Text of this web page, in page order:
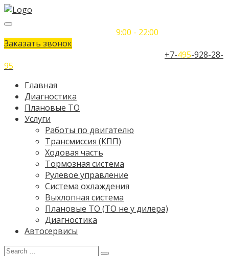
9:00 - 22:00
Заказать звонок
+7-495-928-28-
95
Главная
Диагностика
Плановые ТО
Услуги
Работы по двигателю
Трансмиссия (КПП)
Ходовая часть
Тормозная система
Рулевое управление
Система охлаждения
Выхлопная система
Плановые ТО (ТО не у дилера)
Диагностика
Автосервисы